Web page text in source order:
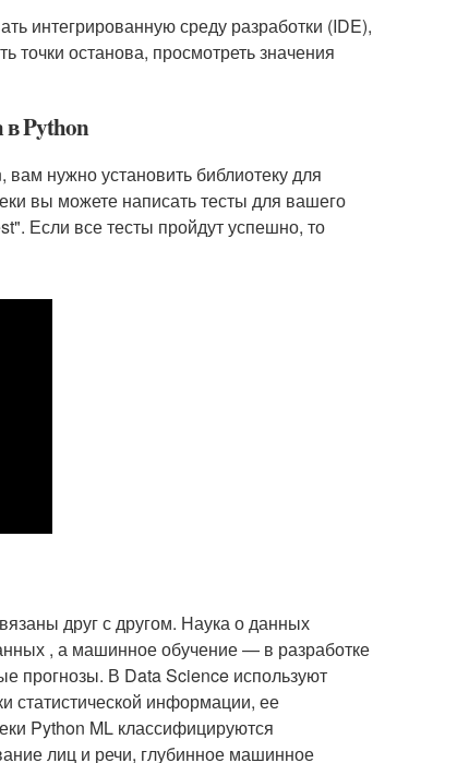
интегрированную среду разработки (IDE),
точки останова, просмотреть значения
в Python
нужно установить библиотеку для
вы можете написать тесты для вашего
Если все тесты пройдут успешно, то
друг с другом. Наука о данных
, а машинное обучение — в разработке
прогнозы. В Data Science используют
статистической информации, ее
Python ML классифицируются
лиц и речи, глубинное машинное